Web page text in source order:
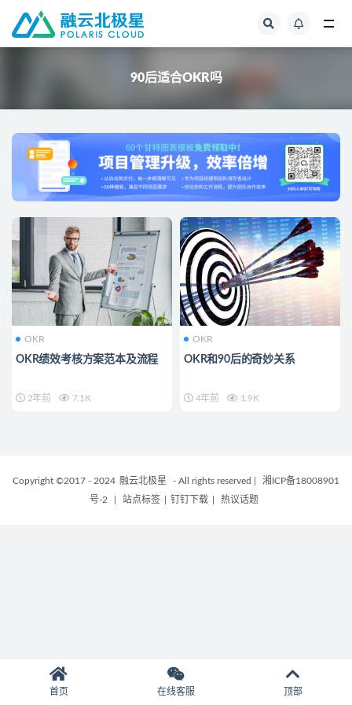
90后适合OKR吗
OKR
OKR绩效考核方案范本及流程
2年前 7.1K
OKR
OKR和90后的奇妙关系
4年前 1.9K
Copyright ©2017 - 2024 融云北极星 - All rights reserved
湘ICP备18008901
号-2
站点标签 钉钉下载 热议话题
首页 在线客服 顶部